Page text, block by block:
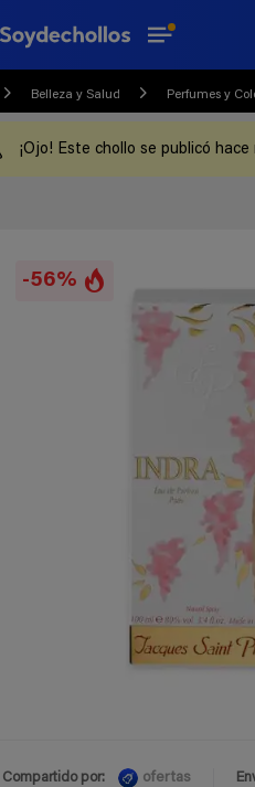
Belleza y Salud Perfumes y
¡Ojo! Este chollo se publicó
-56%
Compartido por: ofertas